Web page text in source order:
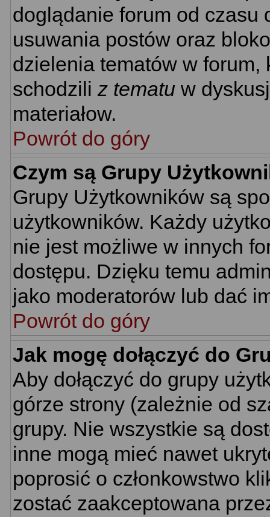
doglądanie forum od czasu
usuwania postów oraz
dzielenia tematów w
schodzili z tematu w
materiałow.
Powrót do góry
Czym są Grupy
Grupy Użytkowników są
użytkowników. Każdy
nie jest możliwe w innych
dostępu. Dzięku temu
jako moderatorów lub dać
Powrót do góry
Jak mogę dołączyć do
Aby dołączyć do grupy
górze strony (zależnie od
grupy. Nie wszystkie są
inne mogą mieć nawet
poprosić o członkowstwo
zostać zaakceptowana